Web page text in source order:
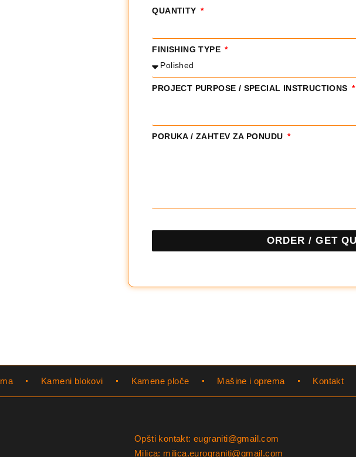
QUANTITY
FINISHING TYPE
PROJECT PURPOSE / SPECIAL INSTRUCTIONS
PORUKA / ZAHTEV ZA PONUDU
ORDER / GET
Kameni blokovi Kamene ploče Mašine i oprema Kontakt
Opšti kontakt: eugraniti@gmail.com
Milica: milica.eurograniti@gmail.com